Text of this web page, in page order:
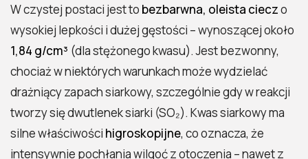
W czystej postaci jest to bezbarwna, oleista cieczo
wysokiej lepkości i dużej gęstości – wynoszącej około
1,84 g/cm³ (dla stężonego kwasu). Jest bezwonny,
chociaż w niektórych warunkach może wydzielać
drażniący zapach siarkowy, szczególnie gdy w reakcji
tworzy się dwutlenek siarki (SO₂). Kwas siarkowy ma
silne właściwości higroskopijne, co oznacza, że
intensywnie pochłania wilgoć z otoczenia – nawet z
odpowiedzi
Co to jest kwas siarkowy i do czego
służy?
Jakie są właściwości fizyczne kwasu
siarkowego?
Dlaczego kwas siarkowy jest
niebezpieczny?